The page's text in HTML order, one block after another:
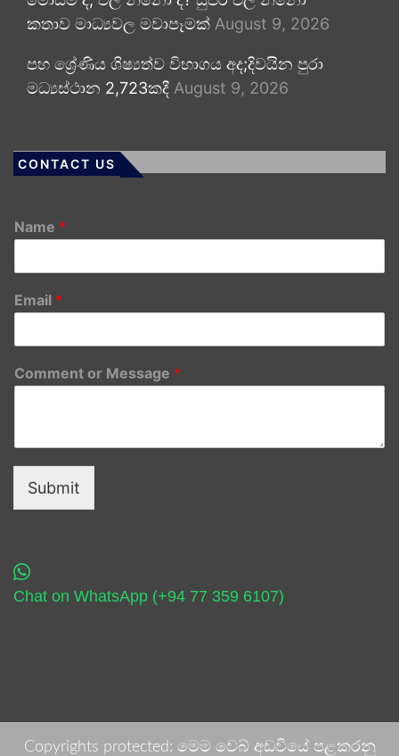
කතාව මාධ්‍යවල මවාපෑමක් August 9, 2026
පහ ශ්‍රේණිය ශිෂ්‍යත්ව විභාගය අද;දිවයින පුරා
මධ්‍යස්ථාන 2,723කදී August 9, 2026
CONTACT US
Name *
Email *
Comment or Message *
Submit
Chat on WhatsApp (+94 77 359 6107)
Copyrights protected: මෙම වෙබ් අඩවියේ පළකරනු